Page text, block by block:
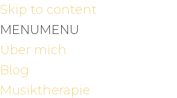
Skip to content
MENUMENU
Über mich
Blog
Musiktherapie